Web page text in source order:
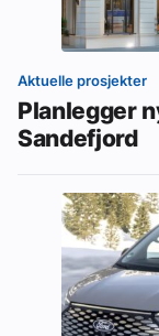
Aktuelle prosjekter
Planlegger
Sandefjord